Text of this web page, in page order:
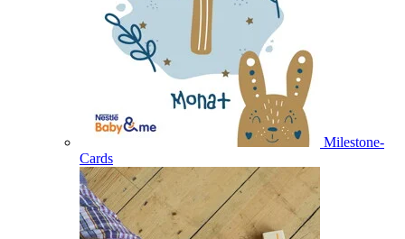
Milestone-
Cards